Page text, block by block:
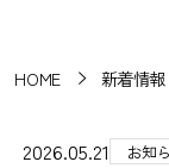
HOME 新着情報
2026.05.21
お知